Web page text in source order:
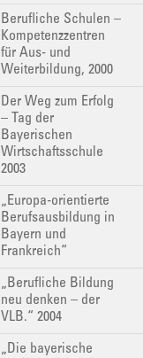
Berufliche Schulen –
Kompetenzzentren
für Aus- und
Weiterbildung, 2000
Der Weg zum Erfolg
– Tag der
Bayerischen
Wirtschaftsschule
2003
„Europa-orientierte
Berufsausbildung in
Bayern und
Frankreich“
„Berufliche Bildung
neu denken – der
VLB.“ 2004
„Die bayerische